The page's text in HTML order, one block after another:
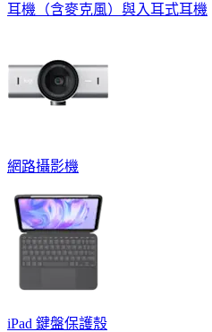
耳機（含麥克風）與入耳式耳機
網路攝影機
iPad 鍵盤保護殼